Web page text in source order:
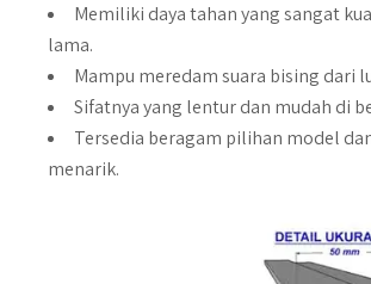
Memiliki daya tahan yang sangat
lama.
Mampu meredam suara bising dari
Sifatnya yang lentur dan mudah di
Tersedia beragam pilihan model
menarik.